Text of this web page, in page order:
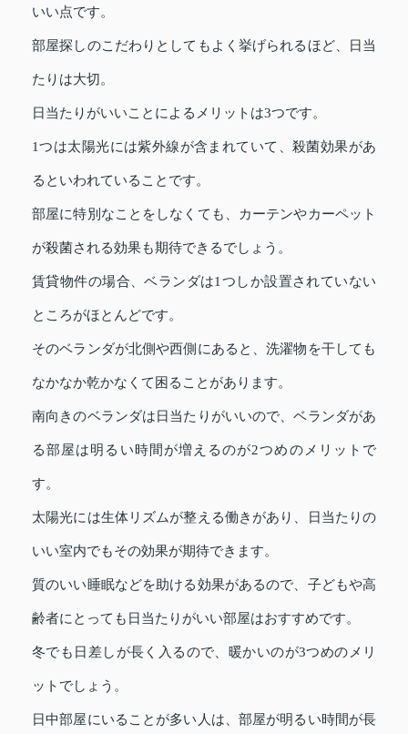
いい点です。
部屋探しのこだわりとしてもよく挙げられるほど、日当
たりは大切。
日当たりがいいことによるメリットは3つです。
1つは太陽光には紫外線が含まれていて、殺菌効果があ
るといわれていることです。
部屋に特別なことをしなくても、カーテンやカーペット
が殺菌される効果も期待できるでしょう。
賃貸物件の場合、ベランダは1つしか設置されていない
ところがほとんどです。
そのベランダが北側や西側にあると、洗濯物を干しても
なかなか乾かなくて困ることがあります。
南向きのベランダは日当たりがいいので、ベランダがあ
る部屋は明るい時間が増えるのが2つめのメリットで
す。
太陽光には生体リズムが整える働きがあり、日当たりの
いい室内でもその効果が期待できます。
質のいい睡眠などを助ける効果があるので、子どもや高
齢者にとっても日当たりがいい部屋はおすすめです。
冬でも日差しが長く入るので、暖かいのが3つめのメリ
ットでしょう。
日中部屋にいることが多い人は、部屋が明るい時間が長